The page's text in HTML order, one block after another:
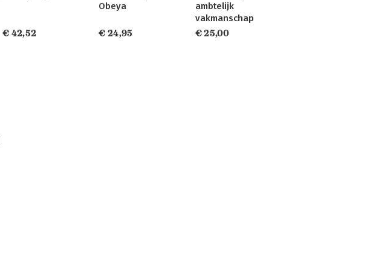
€ 42,52
Obeya
€ 24,95
ambtelijk
vakmanschap
€ 25,00